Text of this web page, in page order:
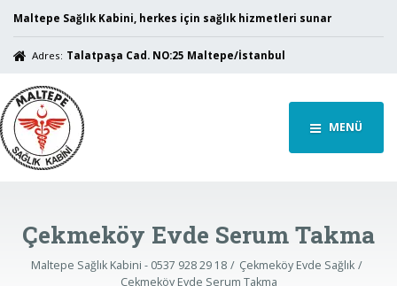
Maltepe Sağlık Kabini, herkes için sağlık hizmetleri sunar
Adres: Talatpaşa Cad. NO:25 Maltepe/İstanbul
MENÜ
Çekmeköy Evde Serum Takma
Maltepe Sağlık Kabini - 0537 928 29 18
Çekmeköy Evde Sağlık
Çekmeköy Evde Serum Takma